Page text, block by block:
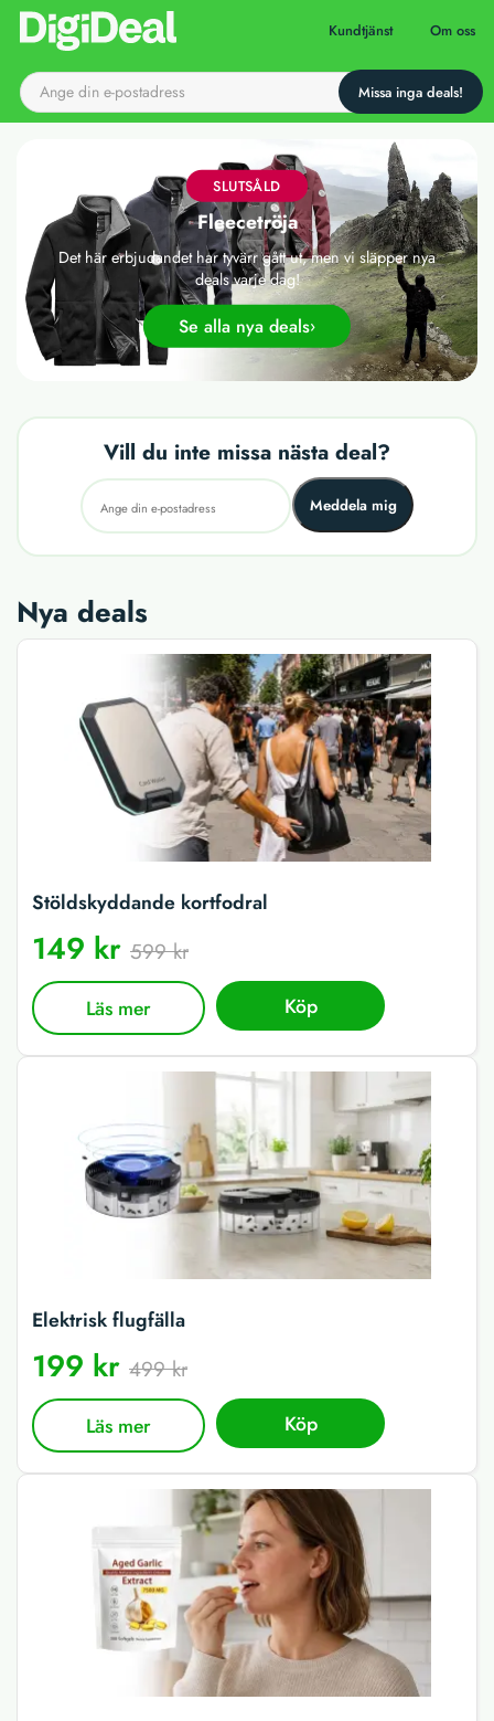
Till startsidan Kundtjänst Om oss
SLUTSÅLD
Fleecetröja
Det här erbjudandet har tyvärr gått ut, men vi släpper nya
deals varje dag!
Se alla nya deals
Vill du inte missa nästa deal?
Meddela mig
Nya deals
Stöldskyddande kortfodral
149 kr 599 kr
Läs mer Köp
Elektrisk flugfälla
199 kr 499 kr
Läs mer Köp